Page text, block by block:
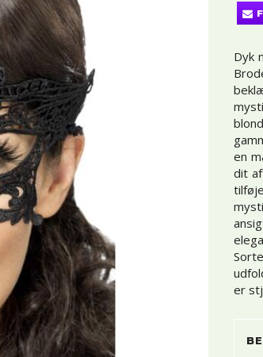
Dyk
en
dit
er